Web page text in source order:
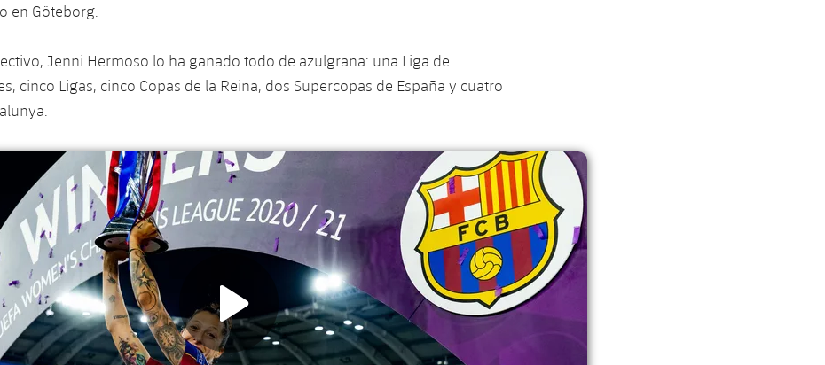
en Göteborg.
Jenni Hermoso lo ha ganado todo de azulgrana: una Liga de
cinco Ligas, cinco Copas de la Reina, dos Supercopas de España y cuatro